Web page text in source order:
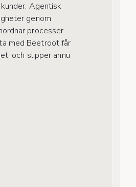
Agentisk
genom
processer
med Beetroot får
och slipper ännu